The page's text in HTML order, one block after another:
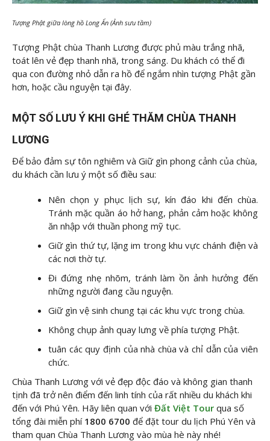
Tượng Phật giữa lòng hồ Long Ẩn (Ảnh sưu tầm)
Tượng Phật chùa Thanh Lương được phủ màu trắng nhã,
toát lên vẻ đẹp thanh nhã, trong sáng. Du khách có thể đi
qua con đường nhỏ dẫn ra hồ để ngắm nhìn tượng Phật gần
hơn, hoặc cầu nguyện tại đây.
MỘT SỐ LƯU Ý KHI GHÉ THĂM CHÙA THANH
LƯƠNG
Để bảo đảm sự tôn nghiêm và Giữ gìn phong cảnh của chùa,
du khách cần lưu ý một số điều sau:
Nên chọn y phục lịch sự, kín đáo khi đến chùa.
Tránh mặc quần áo hở hang, phản cảm hoặc không
ăn nhập với thuần phong mỹ tục.
Giữ gìn thứ tự, lặng im trong khu vực chánh điện và
các nơi thờ tự.
Đi đứng nhẹ nhõm, tránh làm ồn ảnh hưởng đến
những người đang cầu nguyện.
Giữ gìn vệ sinh chung tại các khu vực trong chùa.
Không chụp ảnh quay lưng về phía tượng Phật.
tuân các quy định của nhà chùa và chỉ dẫn của viên
chức.
Chùa Thanh Lương với vẻ đẹp độc đáo và không gian thanh
tịnh đã trở nên điểm đến linh tính của rất nhiều du khách khi
đến với Phú Yên. Hãy liên quan với Đất Việt Tour qua số
tổng đài miễn phí 1800 6700 để đặt tour du lịch Phú Yên và
tham quan Chùa Thanh Lương vào mùa hè này nhé!